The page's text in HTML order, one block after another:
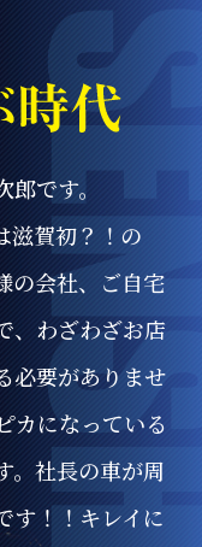
です。
滋賀初？！の
の会社、ご自宅
わざわざお店
必要がありませ
カになっている
。社長の車が周
す！！ キレイに